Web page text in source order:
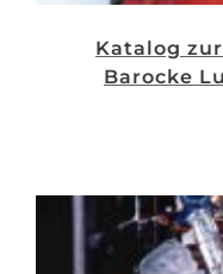
Katalog
Barocke